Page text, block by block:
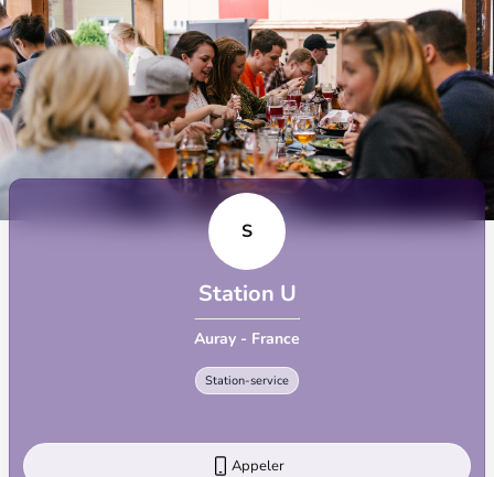
S
Station U
Auray - France
Station-service
Appeler